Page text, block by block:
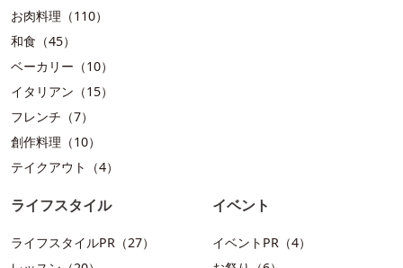
お肉料理（110）
和食（45）
ベーカリー（10）
イタリアン（15）
フレンチ（7）
創作料理（10）
テイクアウト（4）
ライフスタイル
ライフスタイルPR（27）
イベント
イベントPR（4）